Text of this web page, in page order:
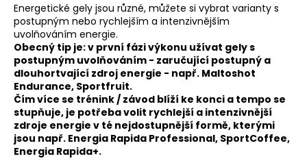
Energetické gely jsou různé, můžete si vybrat varianty s
postupným nebo rychlejším a intenzivnějším
uvolňováním energie.
Obecný tip je: v první fázi výkonu užívat gely s
postupným uvolňováním - zaručující postupný a
dlouhortvající zdroj energie - např. Maltoshot
Endurance, Sportfruit.
Čím více se trénink / závod blíží ke konci a tempo se
stupňuje, je potřeba volit rychlejší a intenzivnější
zdroje energie v té nejdostupnější formě, kterými
jsou např. Energia Rapida Professional, SportCoffee,
Energia Rapida+.
HLEDAT
D
o
p
o
r
u